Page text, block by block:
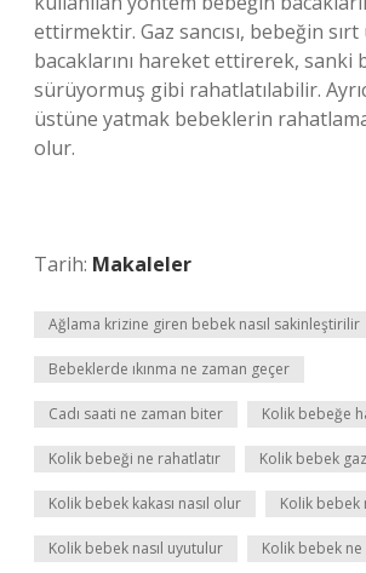
ettirmektir. Gaz sancısı, bebeğin
bacaklarını hareket ettirerek, sanki
sürüyormuş gibi rahatlatılabilir.
üstüne yatmak bebeklerin
olur.
Tarih: Makaleler
Ağlama krizine giren bebek nasıl sakinleştirilir
Bebeklerde ıkınma ne zaman geçer
Cadı saati ne zaman biter Kolik bebeğe
Kolik bebeği ne rahatlatır Kolik bebek
Kolik bebek kakası nasıl olur Kolik bebek
Kolik bebek nasıl uyutulur Kolik bebek